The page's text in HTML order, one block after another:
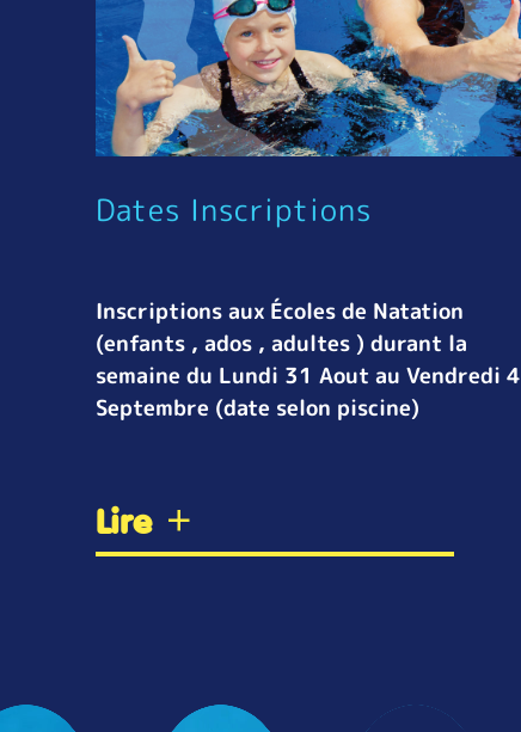
Dates Inscriptions
Inscriptions aux Écoles de Natation
(enfants , ados , adultes ) durant la
semaine du Lundi 31 Aout au Vendredi 4
Septembre (date selon piscine)
Lire